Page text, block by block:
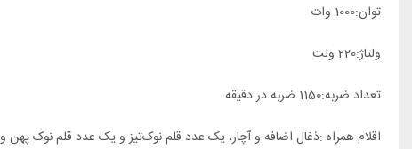
توان:1000 وات
ولتاژ:220 ولت
تعداد ضربه:1150 ضربه در دقیقه
اقلام همراه :ذغال اضافه و آچار، یک عدد قلم‌ نوک‌تیز و یک عدد قلم نوک‌ پهن و 3 عدد مته مخصوص بتن به همراه ذغال اضافه و آچار